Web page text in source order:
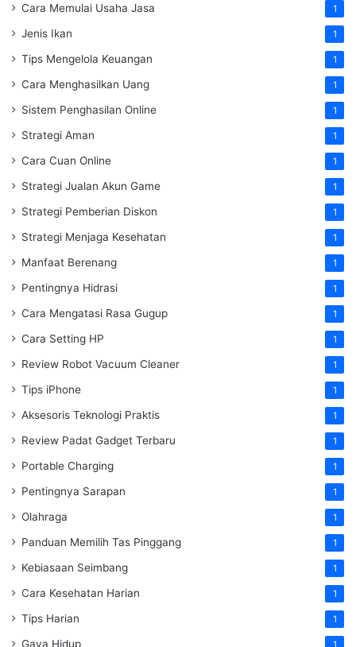
Cara Memulai Usaha Jasa 1
Jenis Ikan 1
Tips Mengelola Keuangan 1
Cara Menghasilkan Uang 1
Sistem Penghasilan Online 1
Strategi Aman 1
Cara Cuan Online 1
Strategi Jualan Akun Game 1
Strategi Pemberian Diskon 1
Strategi Menjaga Kesehatan 1
Manfaat Berenang 1
Pentingnya Hidrasi 1
Cara Mengatasi Rasa Gugup 1
Cara Setting HP 1
Review Robot Vacuum Cleaner 1
Tips iPhone 1
Aksesoris Teknologi Praktis 1
Review Padat Gadget Terbaru 1
Portable Charging 1
Pentingnya Sarapan 1
Olahraga 1
Panduan Memilih Tas Pinggang 1
Kebiasaan Seimbang 1
Cara Kesehatan Harian 1
Tips Harian 1
Gaya Hidup 1